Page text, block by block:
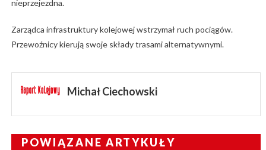
nieprzejezdna.
Zarządca infrastruktury kolejowej wstrzymał ruch pociągów.
Przewoźnicy kierują swoje składy trasami alternatywnymi.
Michał Ciechowski
POWIĄZANE ARTYKUŁY